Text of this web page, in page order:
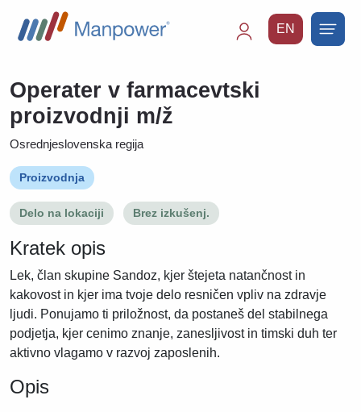
EN
Operater v farmacevtski
proizvodnji m/ž
Osrednjeslovenska regija
Proizvodnja
Delo na lokaciji Brez izkušenj.
Kratek opis
Lek, član skupine Sandoz, kjer štejeta natančnost in
kakovost in kjer ima tvoje delo resničen vpliv na zdravje
ljudi. Ponujamo ti priložnost, da postaneš del stabilnega
podjetja, kjer cenimo znanje, zanesljivost in timski duh ter
aktivno vlagamo v razvoj zaposlenih.
Opis